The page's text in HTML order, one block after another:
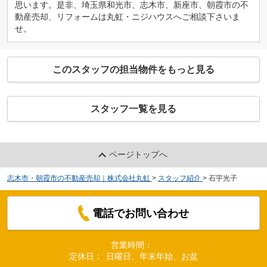
思います。是非、埼玉県和光市、志木市、新座市、朝霞市の不
動産売却、リフォームは丸虹・ニジハウスへご相談下さいま
せ。
このスタッフの担当物件をもっと見る
スタッフ一覧を見る
ページトップへ
志木市・朝霞市の不動産売却｜株式会社丸虹 > スタッフ紹介 > 石宇光子
電話でお問い合わせ
営業時間：
定休日：
日曜日、年末年始、お盆